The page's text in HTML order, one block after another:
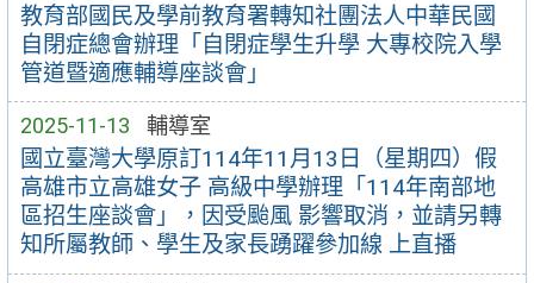
教育部國民及學前教育署轉知社團法人中華民國
自閉症總會辦理「自閉症學生升學 大專校院入學
管道暨適應輔導座談會」
2025-11-13 輔導室
國立臺灣大學原訂114年11月13日（星期四）假
高雄市立高雄女子 高級中學辦理「114年南部地
區招生座談會」，因受颱風 影響取消，並請另轉
知所屬教師、學生及家長踴躍參加線 上直播